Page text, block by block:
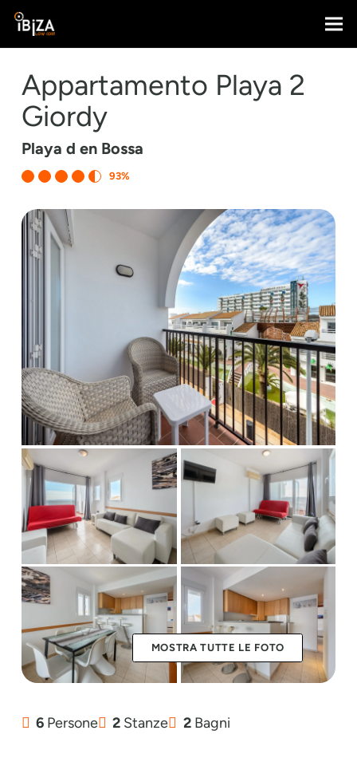
Appartamento Playa 2
Giordy
Playa d en Bossa
93%
MOSTRA TUTTE LE FOTO
6 Persone 2 Stanze 2Bagni